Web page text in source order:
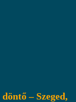
– Szeged,